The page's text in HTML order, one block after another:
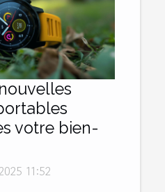
votre bien-
11:52